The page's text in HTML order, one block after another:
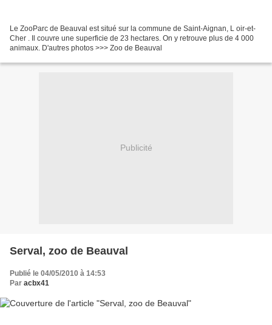
Le ZooParc de Beauval est situé sur la commune de Saint-Aignan, L oir-et-
Cher . Il couvre une superficie de 23 hectares. On y retrouve plus de 4 000
animaux. D'autres photos >>> Zoo de Beauval
Publicité
Serval, zoo de Beauval
Publié le 04/05/2010 à 14:53
Par acbx41